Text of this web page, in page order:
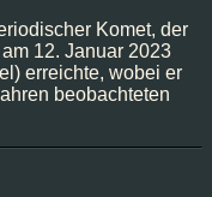
Komet, der
12. Januar 2023
erreichte, wobei er
beobachteten